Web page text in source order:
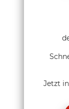
Jetzt